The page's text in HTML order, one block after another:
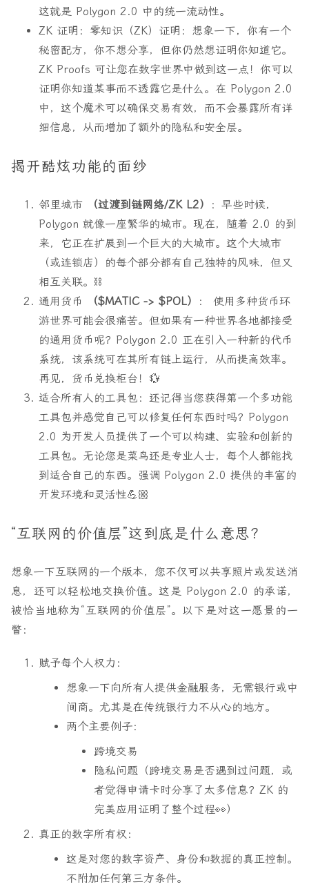
这就是 Polygon 2.0 中的统一流动性。
ZK 证明 ：零知识（ZK）证明：想象一下，你有一个
秘密配方，你不想分享，但你仍然想证明你知道它。
ZK Proofs 可让您在数字世界中做到这一点！你可以
证明你知道某事而不透露它是什么。在 Polygon 2.0
中，这个魔术可以确保交易有效，而不会暴露所有详
细信息，从而增加了额外的隐私和安全层。
揭开酷炫功能的面纱
邻里城市 （过渡到链网络/ZK L2）
：早些时候，
Polygon 就像一座繁华的城市。现在，随着 2.0 的到
来，它正在扩展到一个巨大的大城市。这个大城市
（或连锁店）的每个部分都有自己独特的风味，但又
相互关联。⛓️
通用货币
（$MATIC -> $POL）
： 使用多种货币环
游世界可能会很痛苦。但如果有一种世界各地都接受
的通用货币呢？Polygon 2.0 正在引入一种新的代币
系统，该系统可在其所有链上运行，从而提高效率。
再见，货币兑换柜台！💱
适合所有人的工具包 ：还记得当您获得第一个多功能
工具包并感觉自己可以修复任何东西时吗？Polygon
2.0 为开发人员提供了一个可以构建、实验和创新的
工具包。无论您是菜鸟还是专业人士，每个人都能找
到适合自己的东西。强调 Polygon 2.0 提供的丰富的
开发环境和灵活性💪🏼
“互联网的价值层”这到底是什么意思？
想象一下互联网的一个版本，您不仅可以共享照片或发送消
息，还可以轻松地交换价值。这是 Polygon 2.0 的承诺，
被恰当地称为“互联网的价值层”。以下是对这一愿景的一
瞥：
赋予每个人权力 ：
想象一下向所有人提供金融服务，无需银行或中
间商。尤其是在传统银行力不从心的地方。
两个主要例子：
跨境交易
隐私问题（跨境交易是否遇到过问题，或
者觉得申请卡时分享了太多信息？ ZK 的
完美应用证明了整个过程👀）
真正的数字所有权 ：
这是对您的数字资产、身份和数据的真正控制。
不附加任何第三方条件。